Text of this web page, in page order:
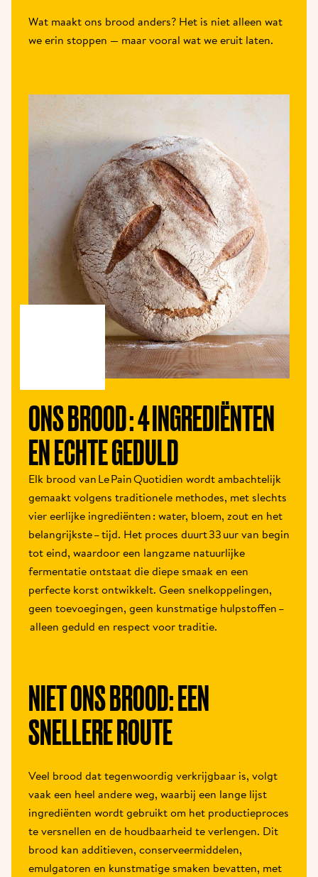
Wat maakt ons brood anders? Het is niet alleen wat
we erin stoppen — maar vooral wat we eruit laten.
ONS BROOD : 4 INGREDIËNTEN
EN ECHTE GEDULD
Elk brood van Le Pain Quotidien wordt ambachtelijk
gemaakt volgens traditionele methodes, met slechts
vier eerlijke ingrediënten : water, bloem, zout en het
belangrijkste – tijd. Het proces duurt 33 uur van begin
tot eind, waardoor een langzame natuurlijke
fermentatie ontstaat die diepe smaak en een
perfecte korst ontwikkelt. Geen snelkoppelingen,
geen toevoegingen, geen kunstmatige hulpstoffen –
alleen geduld en respect voor traditie.
NIET ONS BROOD: EEN
SNELLERE ROUTE
Veel brood dat tegenwoordig verkrijgbaar is, volgt
vaak een heel andere weg, waarbij een lange lijst
ingrediënten wordt gebruikt om het productieproces
te versnellen en de houdbaarheid te verlengen. Dit
brood kan additieven, conserveermiddelen,
emulgatoren en kunstmatige smaken bevatten, met